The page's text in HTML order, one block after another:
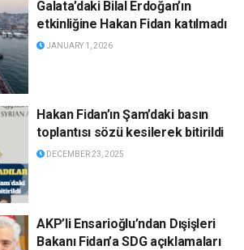
Galata’daki Bilal Erdoğan’ın
etkinliğine Hakan Fidan katılmadı
JANUARY 1, 2026
Hakan Fidan’ın Şam’daki basın
toplantısı sözü kesilerek bitirildi
DECEMBER 23, 2025
AKP’li Ensarioğlu’ndan Dışişleri
Bakanı Fidan’a SDG açıklamaları